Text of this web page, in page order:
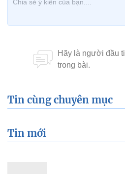
Tin cùng chuyên mục
Tin mới